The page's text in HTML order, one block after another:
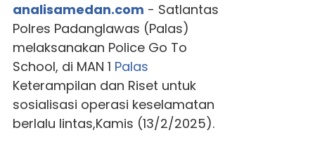
analisamedan.com - Satlantas
Polres Padanglawas (Palas)
melaksanakan Police Go To
School, di MAN 1 Palas
Keterampilan dan Riset untuk
sosialisasi operasi keselamatan
berlalu lintas,Kamis (13/2/2025).